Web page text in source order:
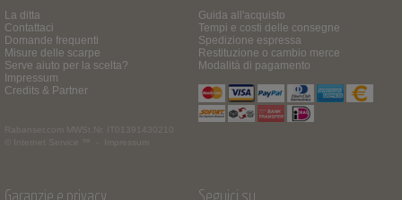
La ditta
Contattaci
Domande frequenti
Misure delle scarpe
Serve aiuto per la scelta?
Impressum
Credits & Partner
Rabanser.com
MWSt.Nr. IT01391430210
© Internet Service ™ -
Impressum
Guida all'acquisto
Tempi e costi delle consegne
Spedizione espressa
Restituzione o cambio merce
Modalità di pagamento